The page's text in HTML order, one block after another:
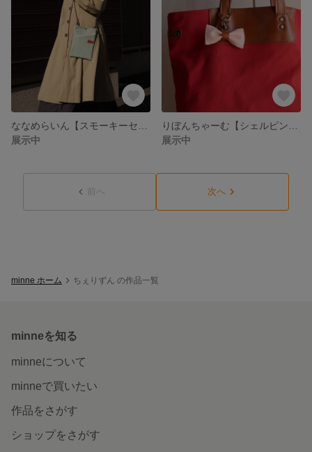
展示中
展示中
前へ 次へ
minne ホーム ちぇりずん の作品一覧
minneを知る
minneについて
minneで買いたい
作品をさがす
ショップをさがす